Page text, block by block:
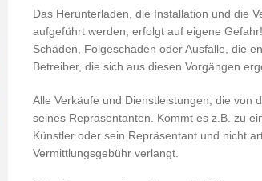
Das Herunterladen, die Installation und die
aufgeführt werden, erfolgt auf eigene
Schäden, Folgeschäden oder Ausfälle, die
Betreiber, die sich aus diesen Vorgängen
Alle Verkäufe und Dienstleistungen, die von
seines Repräsentanten. Kommt es z.B. zu
Künstler oder sein Repräsentant und nicht
Vermittlungsgebühr verlangt.